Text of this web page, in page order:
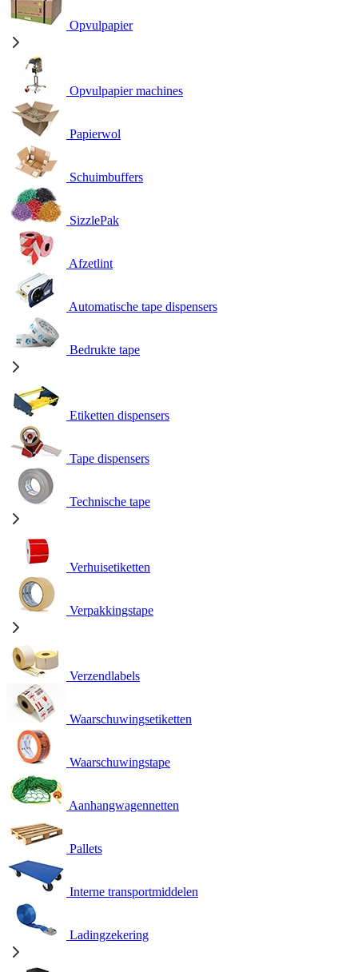
Opvulpapier
Opvulpapier machines
Papierwol
Schuimbuffers
SizzlePak
Afzetlint
Automatische tape dispensers
Bedrukte tape
Etiketten dispensers
Tape dispensers
Technische tape
Verhuisetiketten
Verpakkingstape
Verzendlabels
Waarschuwingsetiketten
Waarschuwingstape
Aanhangwagennetten
Pallets
Interne transportmiddelen
Ladingzekering